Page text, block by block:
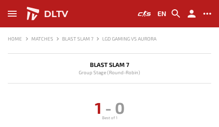
DLTV EN
HOME MATCHES BLAST SLAM 7 LGD GAMING VS AURORA
BLAST SLAM 7
Group Stage (Round-Robin)
1 - 0
Best of 1